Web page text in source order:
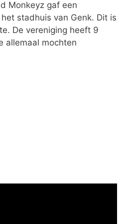
Monkeyz gaf een
stadhuis van Genk. Dit is
De vereniging heeft 9
allemaal mochten